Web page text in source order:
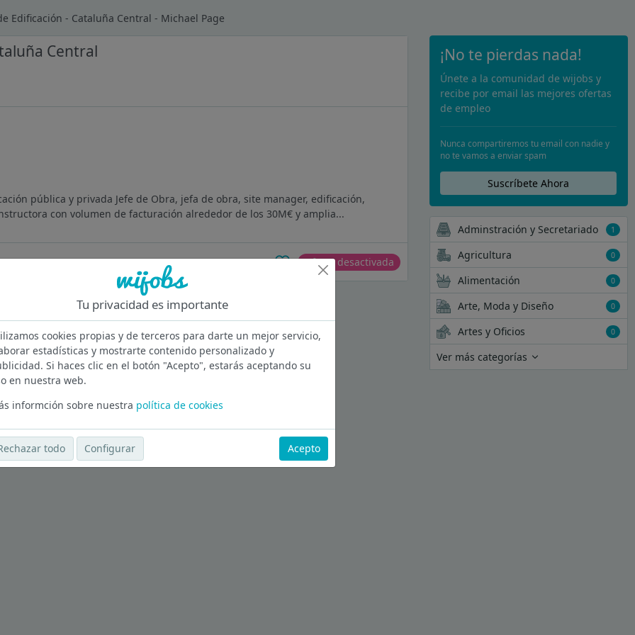
Edificación - Cataluña Central - Michael Page
Central
pública y privada Jefe de Obra, jefa de obra, site manager, edificación,
con volumen de facturación alrededor de los 30M€ y amplia...
Oferta desactivada
Ver más ofertas
¡No te pierdas nada!
Únete a la comunidad de wijobs y
recibe por email las mejores ofertas
de empleo
Nunca compartiremos tu email con nadie y
no te vamos a enviar spam
Suscríbete Ahora
Adminstración y Secretariado 1
Agricultura 0
Alimentación 0
Arte, Moda y Diseño 0
Artes y Oficios 0
Ver más categorías
Tu privacidad es importante
cookies propias y de terceros para darte un mejor servicio,
estadísticas y mostrarte contenido personalizado y
Si haces clic en el botón "Acepto", estarás aceptando su
en nuestra web.
informción sobre nuestra política de cookies
todo Configurar Acepto